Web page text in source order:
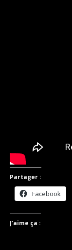
Partager :
Facebook
J’aime ça :